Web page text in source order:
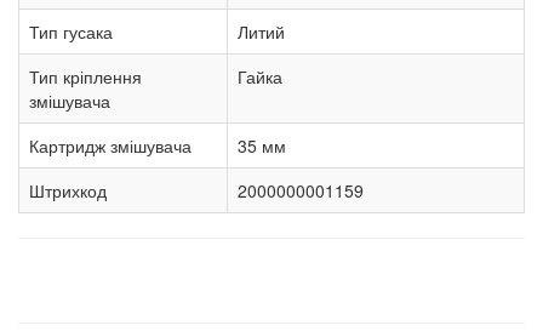
Тип гусака
Литий
Тип кріплення
змішувача
Гайка
Картридж змішувача
35 мм
Штрихкод
2000000001159